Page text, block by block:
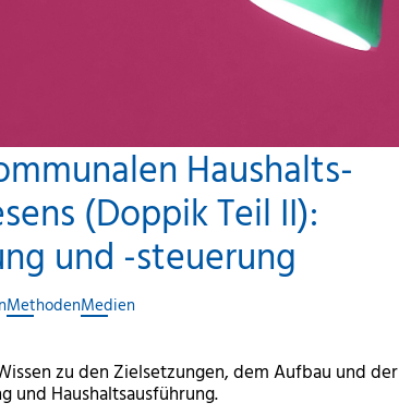
Haushalts-
(Doppik Teil II):
und -steuerung
MethodenMedien
zu den Zielsetzungen, dem Aufbau und der
und Haushaltsausführung.